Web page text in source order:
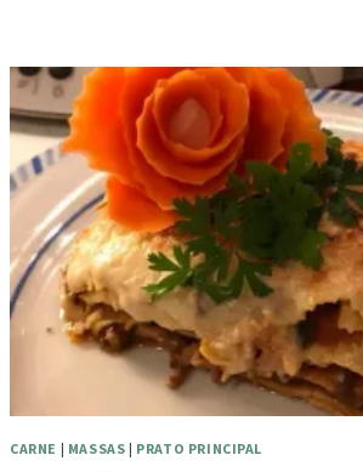
CARNE | MASSAS | PRATO PRINCIPAL